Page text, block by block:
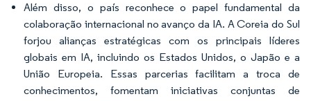
Além disso, o país reconhece o papel fundamental da
colaboração internacional no avanço da IA. A Coreia do Sul
forjou alianças estratégicas com os principais líderes
globais em IA, incluindo os Estados Unidos, o Japão e a
União Europeia. Essas parcerias facilitam a troca de
conhecimentos, fomentam iniciativas conjuntas de